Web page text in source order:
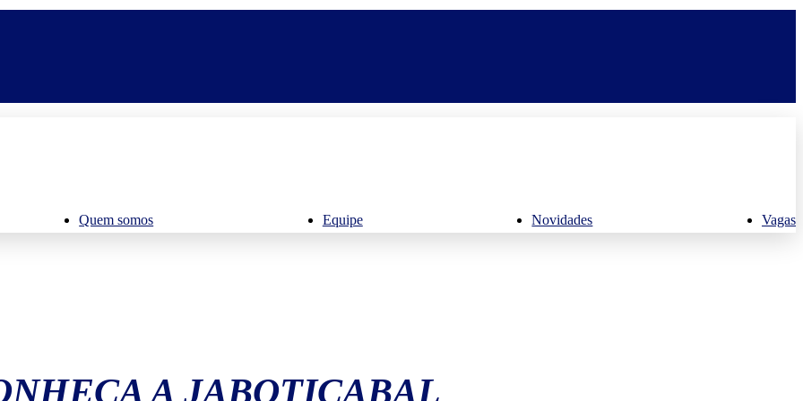
Quem somos Equipe Novidades Vagas
A JABOTICABAL